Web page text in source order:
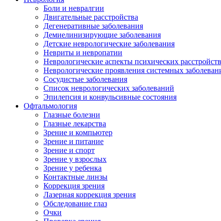
Боли и невралгии
Двигательные расстройства
Дегенеративные заболевания
Демиелинизирующие заболевания
Детские неврологические заболевания
Невриты и невропатии
Неврологические аспекты психических расстройств
Неврологические проявления системных
Сосудистые заболевания
Список неврологических заболеваний
Эпилепсия и конвульсивные состояния
Офтальмология
Глазные болезни
Глазные лекарства
Зрение и компьютер
Зрение и питание
Зрение и спорт
Зрение у взрослых
Зрение у ребенка
Контактные линзы
Коррекция зрения
Лазерная коррекция зрения
Обследование глаз
Очки